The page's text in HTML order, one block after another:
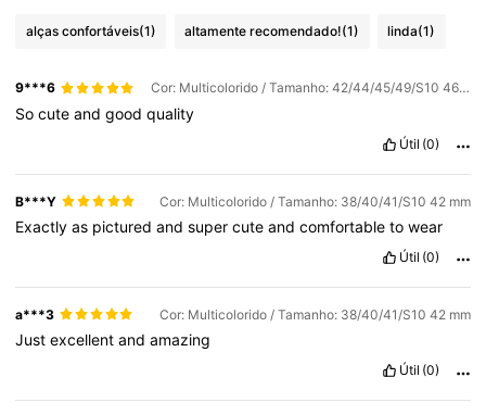
alças confortáveis(1) altamente recomendado!(1) linda(1)
9***6 Cor: Multicolorido / Tamanho: 42/44/45/49/S10 46 mm
Socuteandgoodquality
Útil (0)
B***Y Cor: Multicolorido / Tamanho: 38/40/41/S10 42 mm
Exactlyas picturedandsupercuteandcomfortabletowear
Útil (0)
a***3 Cor: Multicolorido / Tamanho: 38/40/41/S10 42 mm
Justexcellentandamazing
Útil (0)